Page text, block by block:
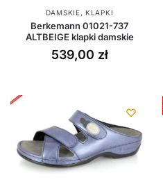
DAMSKIE,KLAPKI
Berkemann 01021-737
ALTBEIGE klapki damskie
539,00 zł